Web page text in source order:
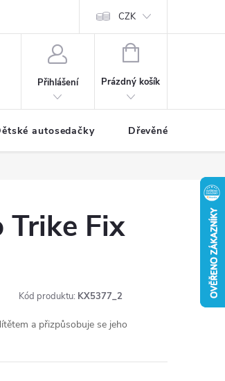
CZK
Přihlášení
NÁKUPNÍ
Prázdný košík
autosedačky Dřevěné hračky
Trike Fix
Kód produktu: KX5377_2
a přizpůsobuje se jeho